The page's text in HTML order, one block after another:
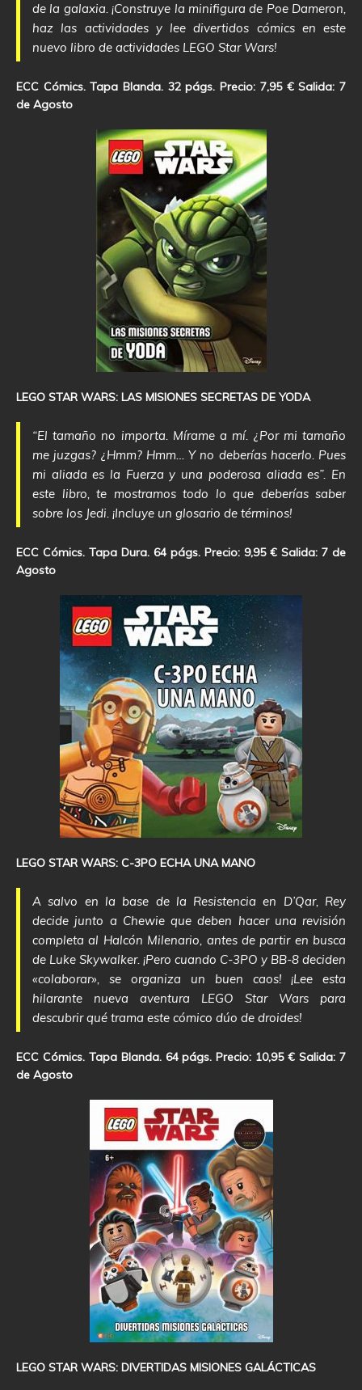
de la galaxia. ¡Construye la minifigura de Poe Dameron,
haz las actividades y lee divertidos cómics en este
nuevo libro de actividades LEGO Star Wars!
ECC Cómics. Tapa Blanda. 32 págs. Precio: 7,95 € Salida: 7
de Agosto
LEGO STAR WARS: LAS MISIONES SECRETAS DE YODA
“El tamaño no importa. Mírame a mí. ¿Por mi tamaño
me juzgas? ¿Hmm? Hmm… Y no deberías hacerlo. Pues
mi aliada es la Fuerza y una poderosa aliada es”. En
este libro, te mostramos todo lo que deberías saber
sobre los Jedi. ¡Incluye un glosario de términos!
ECC Cómics. Tapa Dura. 64 págs. Precio: 9,95 € Salida: 7 de
Agosto
LEGO STAR WARS: C-3PO ECHA UNA MANO
A salvo en la base de la Resistencia en D’Qar, Rey
decide junto a Chewie que deben hacer una revisión
completa al Halcón Milenario, antes de partir en busca
de Luke Skywalker. ¡Pero cuando C-3PO y BB-8 deciden
«colaborar», se organiza un buen caos! ¡Lee esta
hilarante nueva aventura LEGO Star Wars para
descubrir qué trama este cómico dúo de droides!
ECC Cómics. Tapa Blanda. 64 págs. Precio: 10,95 € Salida: 7
de Agosto
LEGO STAR WARS: DIVERTIDAS MISIONES GALÁCTICAS